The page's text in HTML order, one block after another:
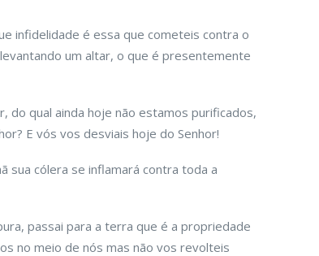
infidelidade é essa que cometeis contra o
um altar, o que é presentemente
do qual ainda hoje não estamos purificados,
E vós vos desviais hoje do Senhor!
sua cólera se inflamará contra toda a
passai para a terra que é a propriedade
no meio de nós mas não vos revolteis